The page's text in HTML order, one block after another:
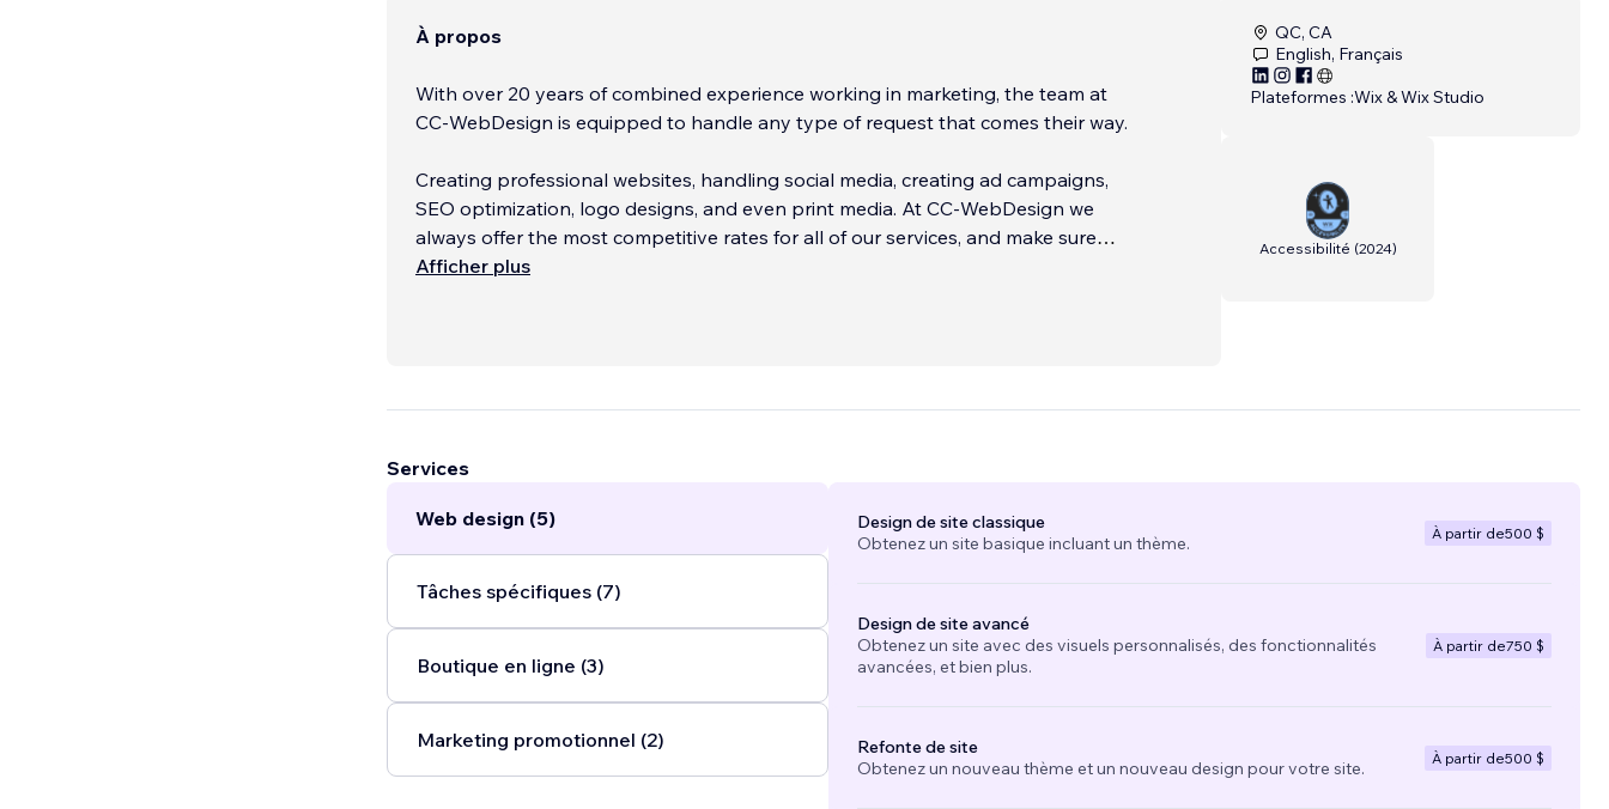
À propos
With over 20 years of combined experience working in marketing, the team at
CC-WebDesign is equipped to handle any type of request that comes their way.
Creating professional websites, handling social media, creating ad campaigns,
SEO optimization, logo designs, and even print media. At CC-WebDesign we
always offer the most competitive rates for all of our services, and make sure
that we not only get the job done right, but that we deliver on time. We never
WebDesign est équipée pour traiter tout type de demande qui lui est adressée....
Afficher plus
QC, CA
English, Français
Plateformes :Wix & Wix Studio
Accessibilité (2024)
Services
Web design (5)
Tâches spécifiques (7)
Boutique en ligne (3)
Marketing promotionnel (2)
Design de site classique
Obtenez un site basique incluant un thème.
À partir de500 $
Design de site avancé
Obtenez un site avec des visuels personnalisés, des fonctionnalités
avancées, et bien plus.
À partir de750 $
Refonte de site
Obtenez un nouveau thème et un nouveau design pour votre site.
À partir de500 $